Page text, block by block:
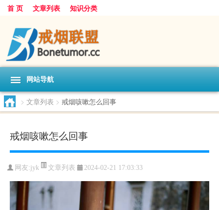
首 页 文章列表 知识分类
网站导航
> 文章列表 > 戒烟咳嗽怎么回事
戒烟咳嗽怎么回事
网友:jyk 文章列表 2024-02-21 17:03:33